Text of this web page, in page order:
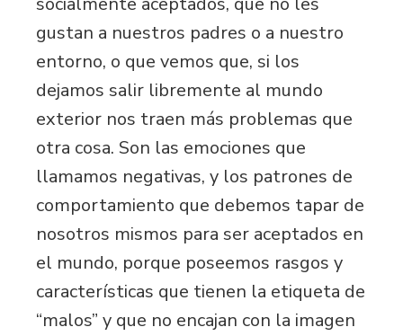
gustan a nuestros padres o a nuestro
entorno, o que vemos que, si los
dejamos salir libremente al mundo
exterior nos traen más problemas que
otra cosa. Son las emociones que
llamamos negativas, y los patrones de
comportamiento que debemos tapar de
nosotros mismos para ser aceptados en
el mundo, porque poseemos rasgos y
características que tienen la etiqueta de
“malos” y que no encajan con la imagen